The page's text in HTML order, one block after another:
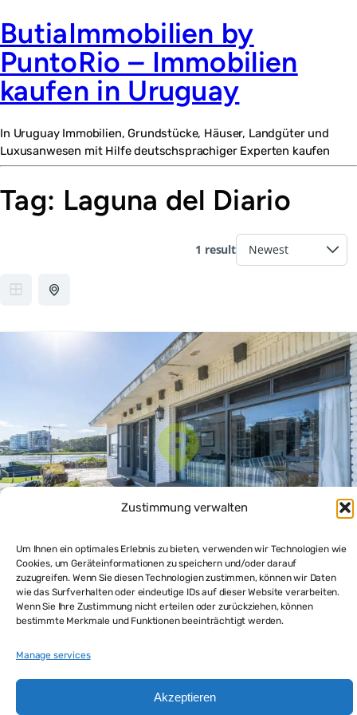
Zustimmung verwalten
Um Ihnen ein optimales Erlebnis zu bieten, verwenden wir Technologien wie
Cookies, um Geräteinformationen zu speichern und/oder darauf
zuzugreifen. Wenn Sie diesen Technologien zustimmen, können wir Daten
wie das Surfverhalten oder eindeutige IDs auf dieser Website verarbeiten.
Wenn Sie Ihre Zustimmung nicht erteilen oder zurückziehen, können
bestimmte Merkmale und Funktionen beeinträchtigt werden.
Manage services
Akzeptieren
ButiaImmobilien by
PuntoRio – Immobilien
kaufen in Uruguay
In Uruguay Immobilien, Grundstücke, Häuser, Landgüter und
Luxusanwesen mit Hilfe deutschsprachiger Experten kaufen
Tag: Laguna del Diario
1 result
Punta del Este Haus mit Seeblick auf die Laguna del
Diario
$330,000